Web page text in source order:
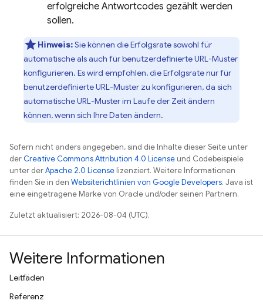
erfolgreiche Antwortcodes gezählt werden
sollen.
Hinweis:Sie können die Erfolgsrate sowohl für
automatische als auch für benutzerdefinierte URL-Muster
konfigurieren. Es wird empfohlen, die Erfolgsrate nur für
benutzerdefinierte URL-Muster zu konfigurieren, da sich
automatische URL-Muster im Laufe der Zeit ändern
können, wenn sich Ihre Daten ändern.
Sofern nicht anders angegeben, sind die Inhalte dieser Seite unter
derCreative Commons Attribution 4.0 License und Codebeispiele
unter derApache 2.0 License lizenziert. Weitere Informationen
finden Sie in den Websiterichtlinien von Google Developers. Java ist
eine eingetragene Marke von Oracle und/oder seinen Partnern.
Zuletzt aktualisiert: 2026-08-04 (UTC).
Weitere Informationen
Leitfäden
Referenz